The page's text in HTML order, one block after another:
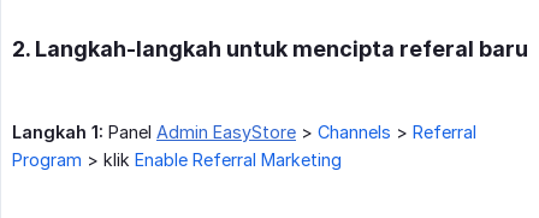
2. Langkah-langkah untuk mencipta referal baru
Langkah 1: Panel Admin EasyStore > Channels > Referral
Program > klik Enable Referral Marketing